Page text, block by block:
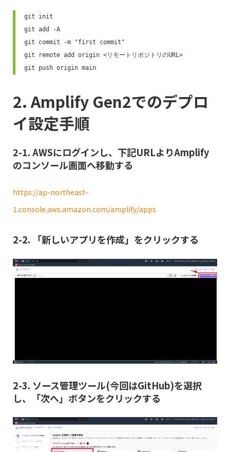
git init
git add -A
git commit -m "first commit"
git remote add origin <リモートリポジトリのURL>
git push origin main
2. Amplify Gen2でのデプロ
イ設定手順
2-1. AWSにログインし、下記URLよりAmplify
のコンソール画面へ移動する
https://ap-northeast-
1.console.aws.amazon.com/amplify/apps
2-2. 「新しいアプリを作成」をクリックする
2-3. ソース管理ツール(今回はGitHub)を選択
し、「次へ」ボタンをクリックする